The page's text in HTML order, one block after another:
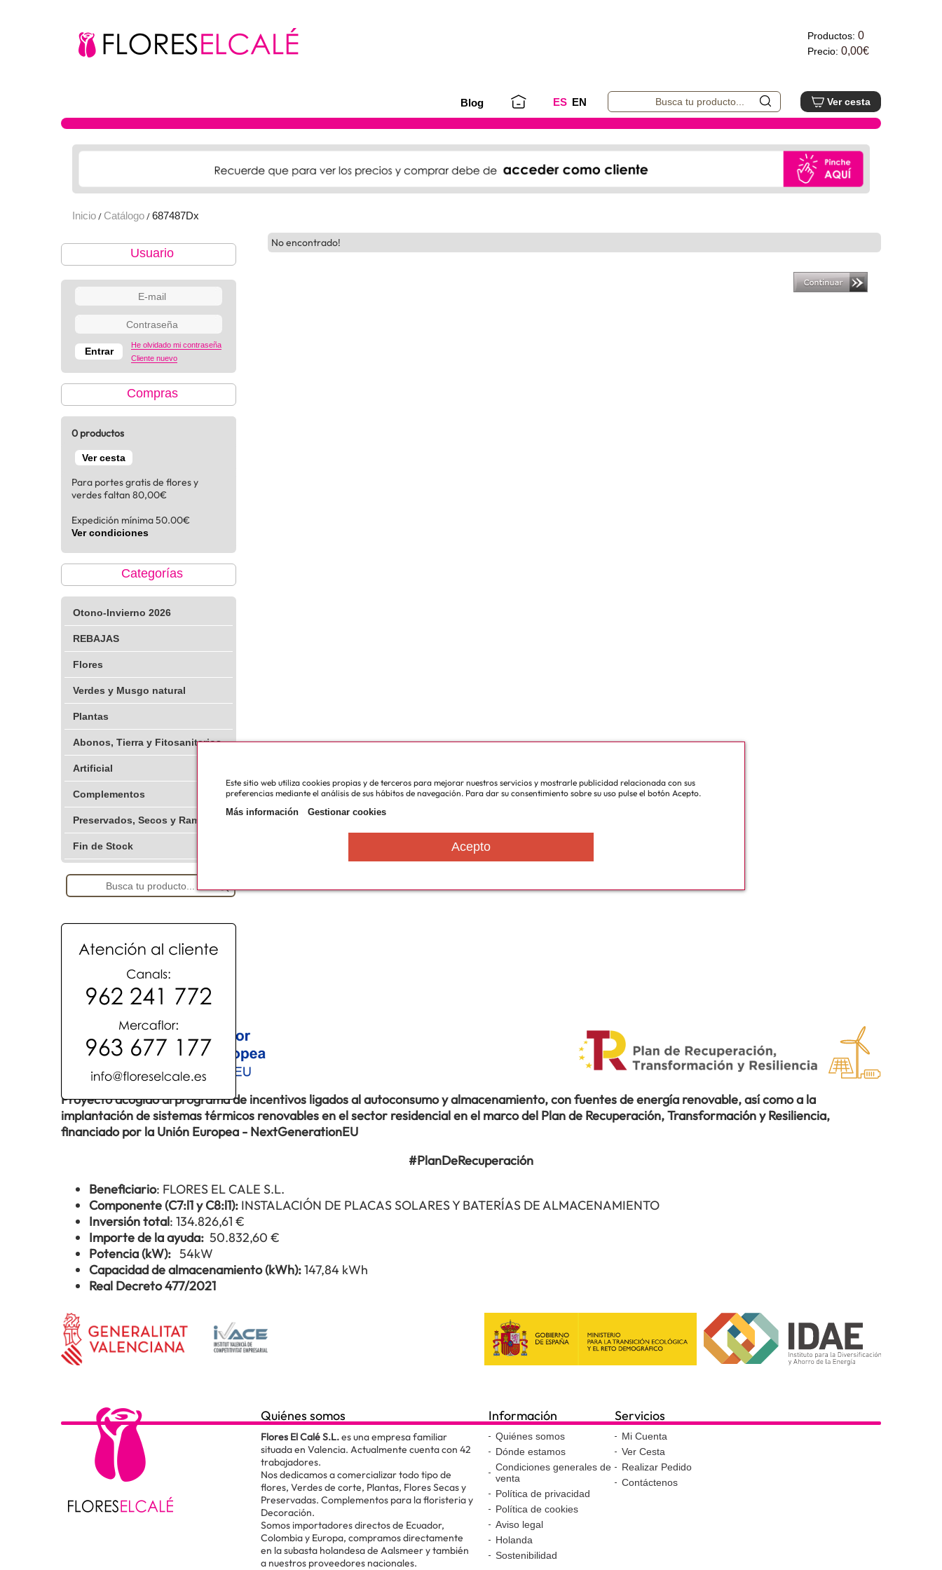
Productos: 0
Precio: 0,00€
Blog ES EN Ver cesta
Inicio / Catálogo / 687487Dx
Usuario
He olvidado mi contraseña
Cliente nuevo
Compras
0 productos
Ver cesta
Para portes gratis de flores y
verdes faltan 80,00€
Expedición mínima 50.00€
Ver condiciones
Categorías
Otono-Invierno 2026
REBAJAS
Flores
Verdes y Musgo natural
Plantas
Abonos, Tierra y Fitosanitarios
Artificial
Complementos
Preservados, Secos y Ramajes
Fin de Stock
No encontrado!
Proyecto acogido al programa de incentivos ligados al autoconsumo y almacenamiento, con fuentes de energía renovable, así como a la
implantación de sistemas térmicos renovables en el sector residencial en el marco del Plan de Recuperación, Transformación y Resiliencia,
financiado por la Unión Europea - NextGenerationEU
#PlanDeRecuperación
Beneficiario: FLORES EL CALE S.L.
Componente (C7:l1 y C8:l1): INSTALACIÓN DE PLACAS SOLARES Y BATERÍAS DE ALMACENAMIENTO
Inversión total: 134.826,61 €
Importe de la ayuda: 50.832,60 €
Potencia (kW): 54kW
Capacidad de almacenamiento (kWh):147,84 kWh
Real Decreto 477/2021
Quiénes somos
Flores El Calé S.L.es una empresa familiar
situada en Valencia. Actualmente cuenta con 42
trabajadores.
Nos dedicamos a comercializar todo tipo de
flores, Verdes de corte, Plantas, Flores Secas y
Preservadas. Complementos para la floristeria y
Decoración.
Somos importadores directos de Ecuador,
Colombia y Europa, compramos directamente
en la subasta holandesa de Aalsmeer y también
a nuestros proveedores nacionales.
Información
Quiénes somos
Dónde estamos
Condiciones generales de
venta
Política de privacidad
Política de cookies
Aviso legal
Holanda
Sostenibilidad
Servicios
Mi Cuenta
Ver Cesta
Realizar Pedido
Contáctenos
Este sitio web utiliza cookies propias y de terceros para mejorar nuestros servicios y mostrarle publicidad relacionada con sus
preferencias mediante el análisis de sus hábitos de navegación. Para dar su consentimiento sobre su uso pulse el botón Acepto.
Más información
Gestionar cookies